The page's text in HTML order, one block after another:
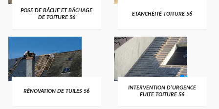
>
POSE DE BÂCHE ET BÂCHAGE
DE TOITURE 56
>
ETANCHÉITÉ TOITURE 56
>
RÉNOVATION DE TUILES 56 >
INTERVENTION D'URGENCE
FUITE TOITURE 56